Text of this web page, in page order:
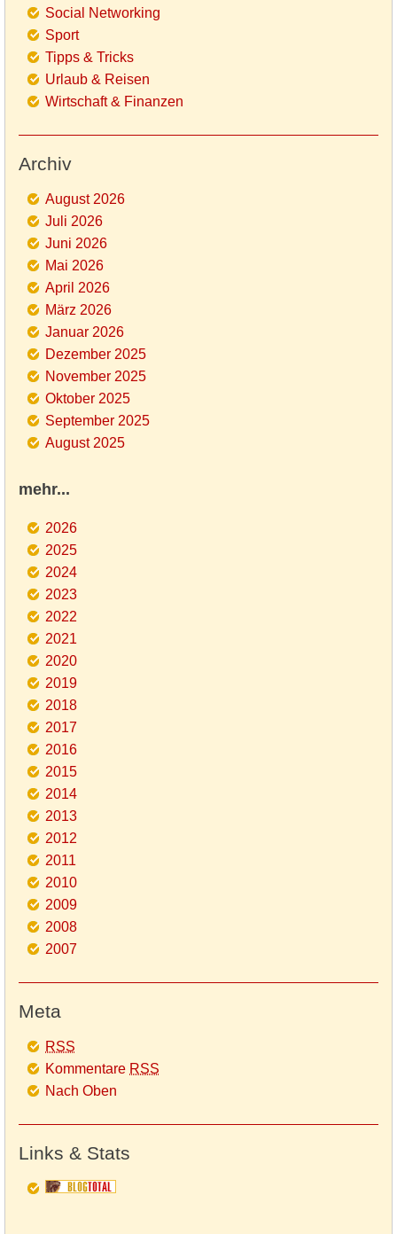
Social Networking
Sport
Tipps & Tricks
Urlaub & Reisen
Wirtschaft & Finanzen
Archiv
August 2026
Juli 2026
Juni 2026
Mai 2026
April 2026
März 2026
Januar 2026
Dezember 2025
November 2025
Oktober 2025
September 2025
August 2025
mehr...
2026
2025
2024
2023
2022
2021
2020
2019
2018
2017
2016
2015
2014
2013
2012
2011
2010
2009
2008
2007
Meta
RSS
Kommentare RSS
Nach Oben
Links & Stats